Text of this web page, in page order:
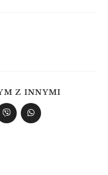
Z INNYMI